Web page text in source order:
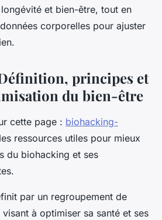
et bien-être, tout en
corporelles pour ajuster
principes et
du bien-être
cette page : biohacking-
ressources utiles pour mieux
du biohacking et ses
par un regroupement de
visant à optimiser sa santé et ses